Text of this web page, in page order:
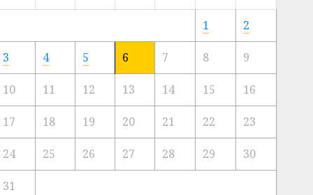
Artis
Kota
23/11/2024
0
1 2
3 4 5 6 7 8 9
10 11 12 13 14 15 16
17 18 19 20 21 22 23
24 25 26 27 28 29 30
31